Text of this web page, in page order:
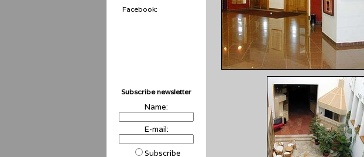
Facebook:
Subscribe newsletter
Name:
E-mail:
Subscribe